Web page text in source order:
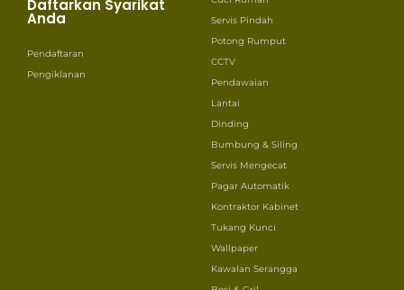
Daftarkan Syarikat
Anda
Pendaftaran
Pengiklanan
Servis Pindah
Potong Rumput
CCTV
Pendawaian
Lantai
Dinding
Bumbung & Siling
Servis Mengecat
Pagar Automatik
Kontraktor Kabinet
Tukang Kunci
Wallpaper
Kawalan Serangga